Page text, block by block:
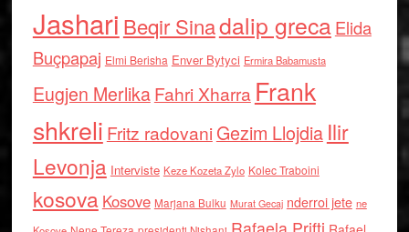
Jashari Beqir Sinadalip grecaElida
Buçpapaj Elmi Berisha Enver Bytyci Ermira Babamusta
Eugjen MerlikaFahri Xharra Frank
shkreli Fritz radovaniGezim Llojdia Ilir
Levonja Interviste Keze Kozeta Zylo Kolec Traboini
kosova Kosove Marjana Bulku Murat Gecaj nderroi jete ne